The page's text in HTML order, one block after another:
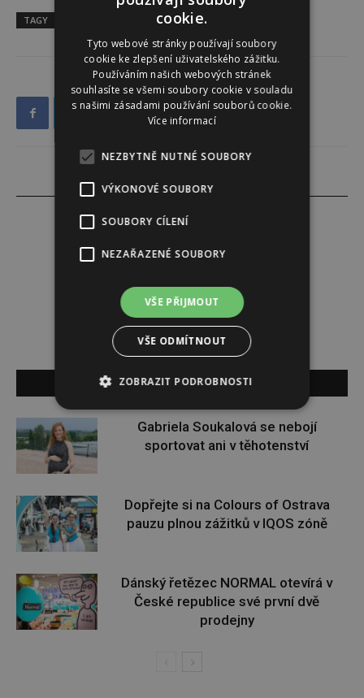
TAGY Recept
SOUVISEJÍCÍ ČLÁNKY
Gabriela Soukalová se nebojí
sportovat ani v těhotenství
Dopřejte si na Colours of Ostrava
pauzu plnou zážitků v IQOS zóně
Dánský řetězec NORMAL otevírá v
České republice své první dvě
prodejny
cookie.
Tyto webové stránky používají soubory
cookie ke zlepšení uživatelského zážitku.
Používáním našich webových stránek
souhlasíte se všemi soubory cookie v souladu
s našimi zásadami používání souborů cookie.
Více informací
NEZBYTNĚ NUTNÉ SOUBORY
VÝKONOVÉ SOUBORY
SOUBORY CÍLENÍ
NEZAŘAZENÉ SOUBORY
VŠE PŘIJMOUT
VŠE ODMÍTNOUT
ZOBRAZIT PODROBNOSTI